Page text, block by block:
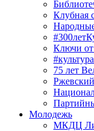
Клубная
Ключи от
75 лет
Молодежь
МКДЦ